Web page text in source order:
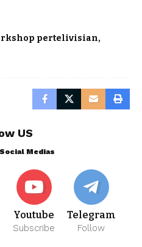
pertelivisian
US
Medias
Youtube
Subscribe
Telegram
Follow